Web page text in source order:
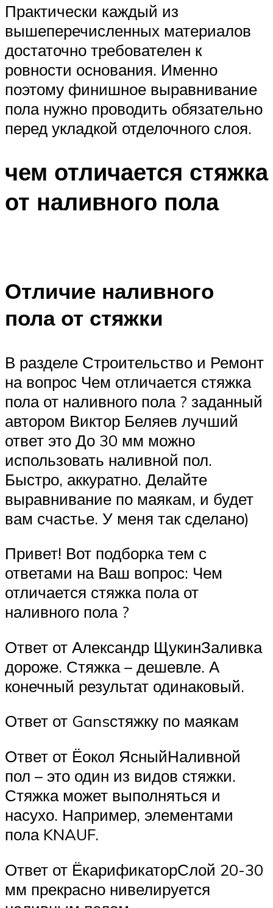
Практически каждый из
вышеперечисленных материалов
достаточно требователен к
ровности основания. Именно
поэтому финишное выравнивание
пола нужно проводить обязательно
перед укладкой отделочного слоя.
чем отличается стяжка
от наливного пола
Отличие наливного
пола от стяжки
В разделе Строительство и Ремонт
на вопрос Чем отличается стяжка
пола от наливного пола ? заданный
автором Виктор Беляев лучший
ответ это До 30 мм можно
использовать наливной пол.
Быстро, аккуратно. Делайте
выравнивание по маякам, и будет
вам счастье. У меня так сделано)
Привет! Вот подборка тем с
ответами на Ваш вопрос: Чем
отличается стяжка пола от
наливного пола ?
Ответ от Александр ЩукинЗаливка
дороже. Стяжка – дешевле. А
конечный результат одинаковый.
Ответ от Gansстяжку по маякам
Ответ от Ёокол ЯсныйНаливной
пол – это один из видов стяжки.
Стяжка может выполняться и
насухо. Например, элементами
пола KNAUF.
Ответ от ЁкарификаторСлой 20-30
мм прекрасно нивелируется